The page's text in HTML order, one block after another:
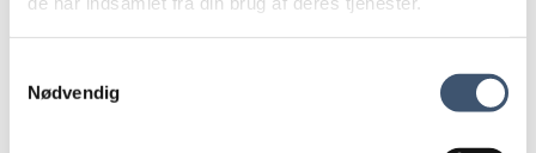
Nødvendig
produkt, og skrive 20SEO-tekster, hvor de svarer
på kundernes spørgsmål.
Så er de med helt fra start i den digitale kunderejse.
Og bagefter kan de også dele teksterne på de sociale